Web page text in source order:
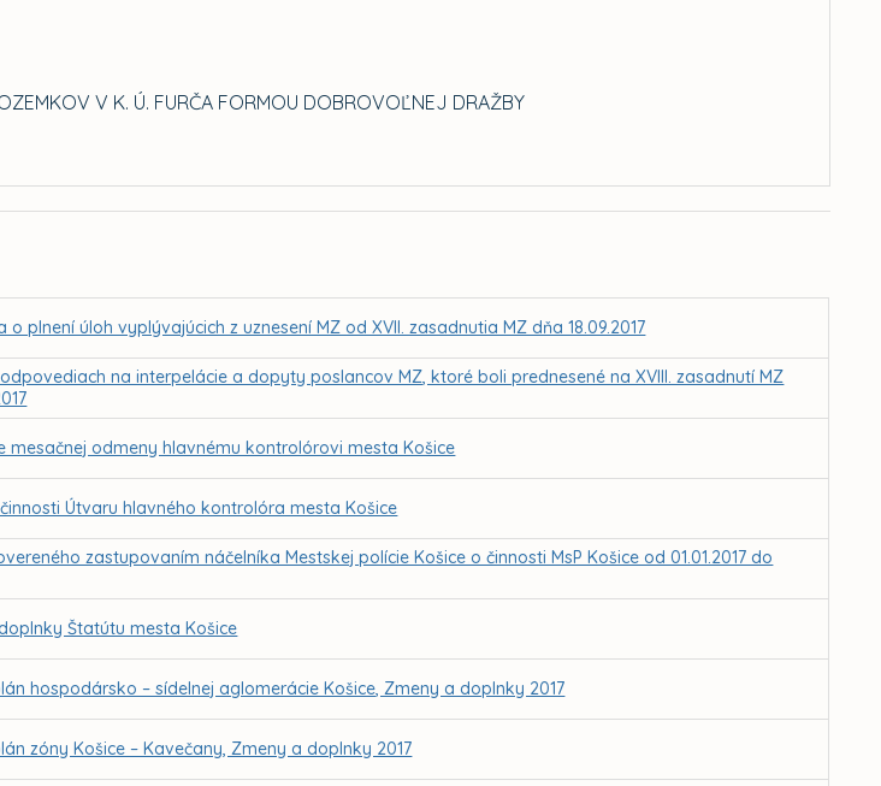
V K. Ú. FURČA FORMOU DOBROVOĽNEJ DRAŽBY
o plnení úloh vyplývajúcich z uznesení MZ od XVII. zasadnutia MZ dňa 18.09.2017
na interpelácie a dopyty poslancov MZ, ktoré boli prednesené na XVIII. zasadnutí MZ
mesačnej odmeny hlavnému kontrolórovi mesta Košice
Útvaru hlavného kontrolóra mesta Košice
zastupovaním náčelníka Mestskej polície Košice o činnosti MsP Košice od 01.01.2017 do
Štatútu mesta Košice
hospodársko – sídelnej aglomerácie Košice, Zmeny a doplnky 2017
zóny Košice – Kavečany, Zmeny a doplnky 2017